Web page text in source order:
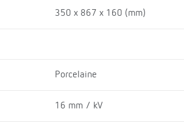
350 x 867 x 160 (mm)
Porcelaine
16 mm / kV